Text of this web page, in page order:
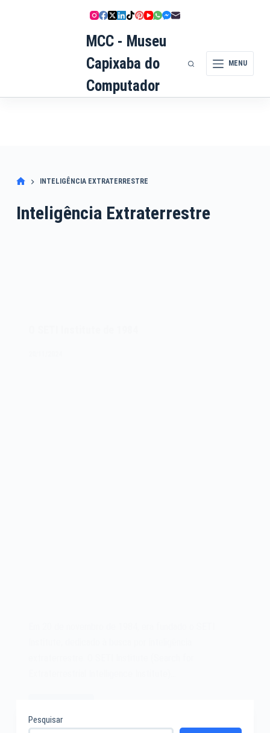
MCC - Museu
Capixaba do
Computador
MENU
INTELIGÊNCIA EXTRATERRESTRE
Inteligência Extraterrestre
SETI
Pesquisar